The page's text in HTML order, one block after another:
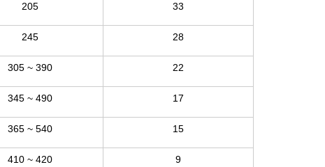
205 33
245 28
305 ~ 390 22
345 ~ 490 17
365 ~ 540 15
410 ~ 420 9